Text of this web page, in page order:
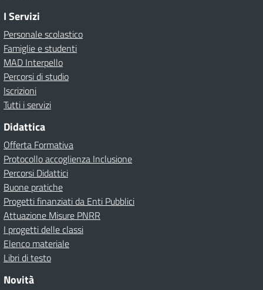
I Servizi
Personale scolastico
Famiglie e studenti
MAD Interpello
Percorsi di studio
Iscrizioni
Tutti i servizi
Didattica
Offerta Formativa
Protocollo accoglienza Inclusione
Percorsi Didattici
Buone pratiche
Progetti finanziati da Enti Pubblici
Attuazione Misure PNRR
I progetti delle classi
Elenco materiale
Libri di testo
Novità